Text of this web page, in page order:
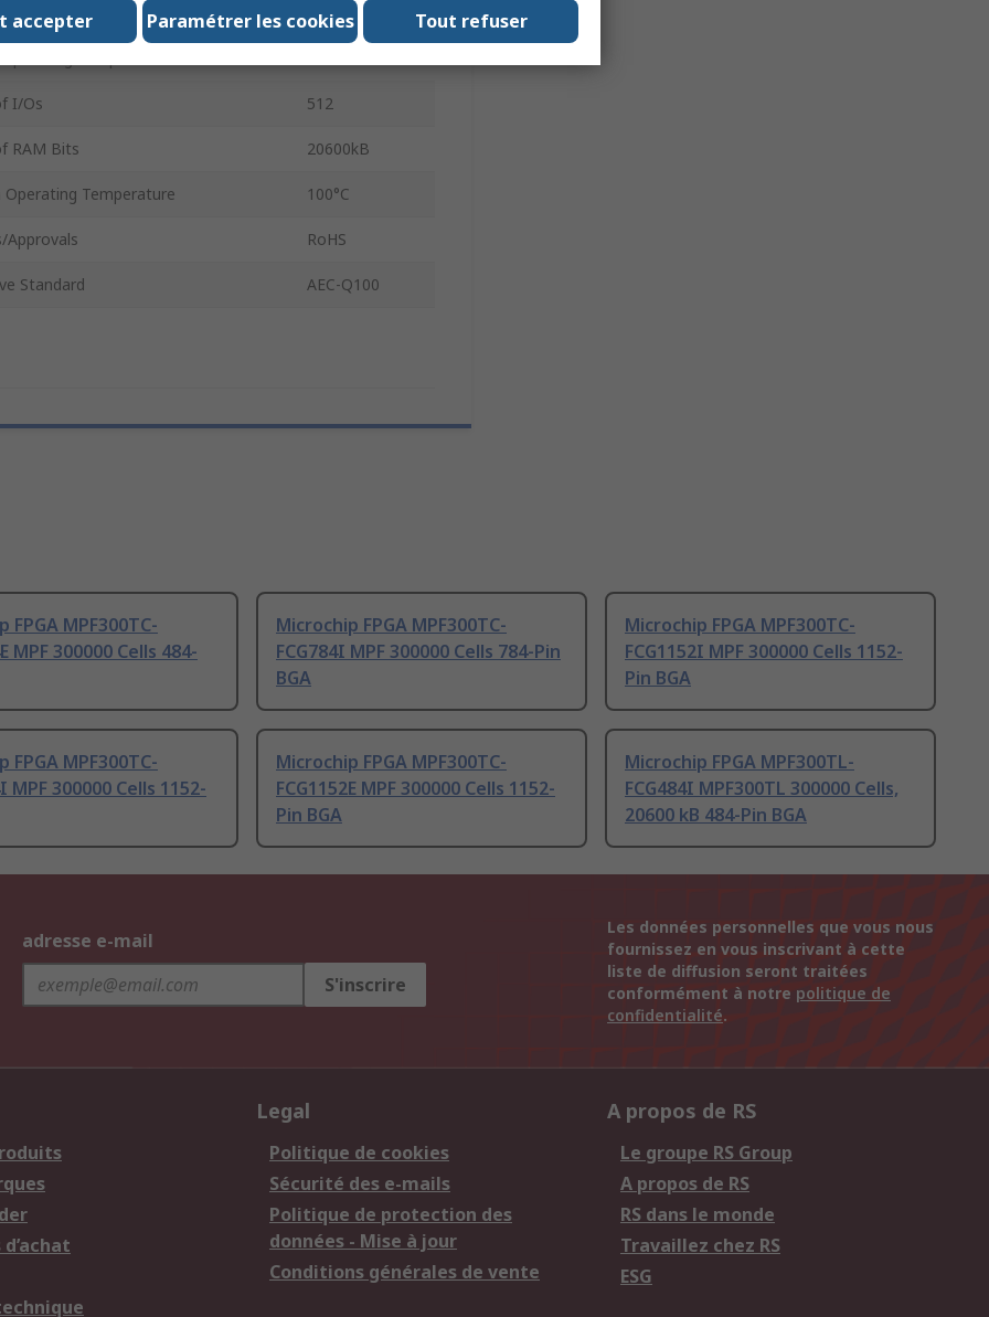
484
I/Os 512
RAM Bits 20600kB
Operating Temperature 100°C
Approvals RoHS
Standard AEC-Q100
FPGA MPF300TC-
MPF 300000 Cells 484-
Microchip FPGA MPF300TC-
FCG784I MPF 300000 Cells 784-Pin
BGA
Microchip FPGA MPF300TC-
FCG1152I MPF 300000 Cells 1152-
Pin BGA
FPGA MPF300TC-
MPF 300000 Cells 1152-
Microchip FPGA MPF300TC-
FCG1152E MPF 300000 Cells 1152-
Pin BGA
Microchip FPGA MPF300TL-
FCG484I MPF300TL 300000 Cells,
20600 kB 484-Pin BGA
adresse e-mail
S'inscrire
Les données personnelles que vous nous
fournissez en vous inscrivant à cette
liste de diffusion seront traitées
conformément à notre politique de
confidentialité.
Legal
Politique de cookies
Sécurité des e-mails
Politique de protection des
données - Mise à jour
Conditions générales de vente
A propos de RS
Le groupe RS Group
A propos de RS
RS dans le monde
Travaillez chez RS
ESG
accepter Paramétrer les cookies Tout refuser